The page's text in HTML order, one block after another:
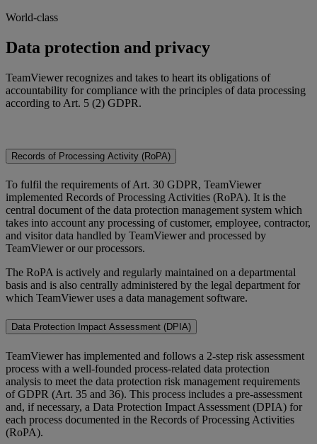
World-class
Data protection and privacy
TeamViewer recognizes and takes to heart its obligations of
accountability for compliance with the principles of data processing
according to Art. 5 (2) GDPR.
Records of Processing Activity (RoPA)
To fulfil the requirements of Art. 30 GDPR, TeamViewer
implemented Records of Processing Activities (RoPA). It is the
central document of the data protection management system which
takes into account any processing of customer, employee, contractor,
and visitor data handled by TeamViewer and processed by
TeamViewer or our processors.
The RoPA is actively and regularly maintained on a departmental
basis and is also centrally administered by the legal department for
which TeamViewer uses a data management software.
Data Protection Impact Assessment (DPIA)
TeamViewer has implemented and follows a 2-step risk assessment
process with a well-founded process-related data protection
analysis to meet the data protection risk management requirements
of GDPR (Art. 35 and 36). This process includes a pre-assessment
and, if necessary, a Data Protection Impact Assessment (DPIA) for
each process documented in the Records of Processing Activities
(RoPA).